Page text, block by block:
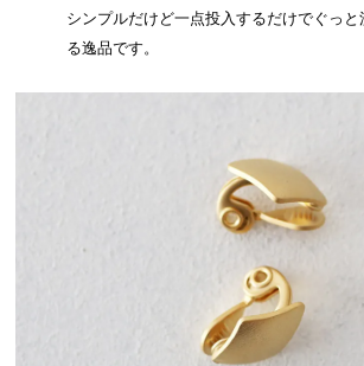
シンプルだけど一点投入するだけでぐっと
る逸品です。